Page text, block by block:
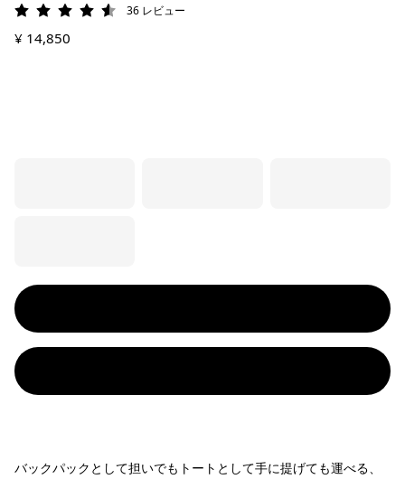
評価: 4.6 / 5
36 レビュー
¥ 14,850
バックパックとして担いでもトートとして手に提げても運べる、